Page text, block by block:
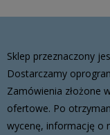
Sklep przeznaczony
Dostarczamy
Zamówienia złożone
ofertowe. Po
wycenę, informację o